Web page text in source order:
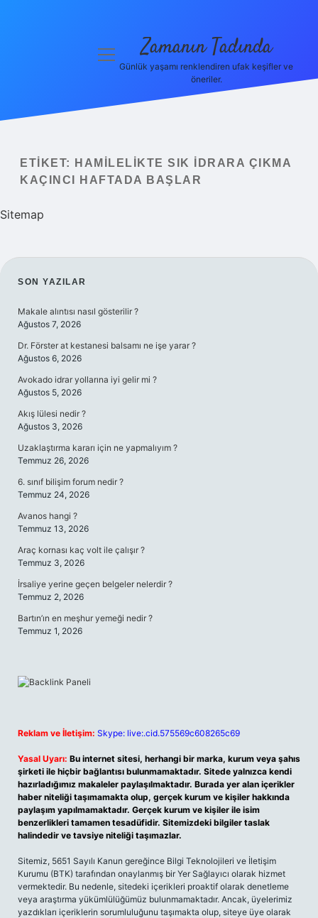
Yasal Uyarı
Hakkımızda
menüyüZamanın Tadında
Günlük yaşamı renklendiren ufak keşifler ve
öneriler.
ETIKET:
HAMILELIKTE SIK IDRARA ÇIKMA
KAÇINCI HAFTADA BAŞLAR
Sitemap
SIDEBAR
SON YAZILAR
Makale alıntısı nasıl gösterilir ?
Ağustos 7, 2026
Dr. Förster at kestanesi balsamı ne işe yarar ?
Ağustos 6, 2026
Avokado idrar yollarına iyi gelir mi ?
Ağustos 5, 2026
Akış lülesi nedir ?
Ağustos 3, 2026
Uzaklaştırma kararı için ne yapmalıyım ?
Temmuz 26, 2026
6. sınıf bilişim forum nedir ?
Temmuz 24, 2026
Avanos hangi ?
Temmuz 13, 2026
Araç kornası kaç volt ile çalışır ?
Temmuz 3, 2026
İrsaliye yerine geçen belgeler nelerdir ?
Temmuz 2, 2026
Bartın’ın en meşhur yemeği nedir ?
Temmuz 1, 2026
Reklam ve İletişim: Skype: live:.cid.575569c608265c69
Yasal Uyarı: Bu internet sitesi, herhangi bir marka, kurum veya şahıs
şirketi ile hiçbir bağlantısı bulunmamaktadır. Sitede yalnızca kendi
hazırladığımız makaleler paylaşılmaktadır. Burada yer alan içerikler
haber niteliği taşımamakta olup, gerçek kurum ve kişiler hakkında
paylaşım yapılmamaktadır. Gerçek kurum ve kişiler ile isim
benzerlikleri tamamen tesadüfidir. Sitemizdeki bilgiler taslak
halindedir ve tavsiye niteliği taşımazlar.
Sitemiz, 5651 Sayılı Kanun gereğince Bilgi Teknolojileri ve İletişim
Kurumu (BTK) tarafından onaylanmış bir Yer Sağlayıcı olarak hizmet
vermektedir. Bu nedenle, sitedeki içerikleri proaktif olarak denetleme
veya araştırma yükümlülüğümüz bulunmamaktadır. Ancak, üyelerimiz
yazdıkları içeriklerin sorumluluğunu taşımakta olup, siteye üye olarak